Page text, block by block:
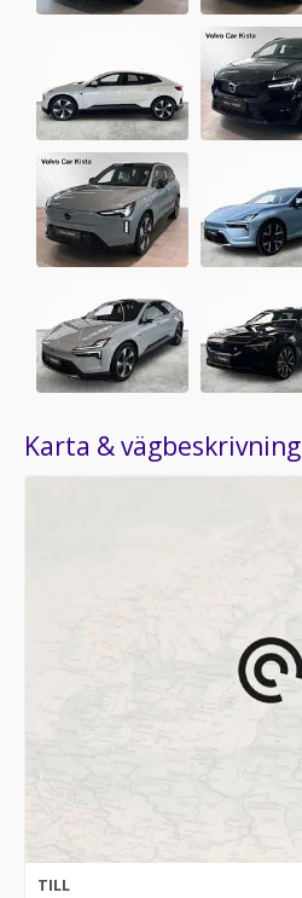
Karta & vägbeskrivning
TILL